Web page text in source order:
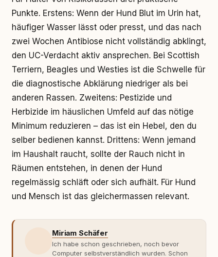
Punkte. Erstens: Wenn der Hund Blut im Urin hat,
häufiger Wasser lässt oder presst, und das nach
zwei Wochen Antibiose nicht vollständig abklingt,
den UC-Verdacht aktiv ansprechen. Bei Scottish
Terriern, Beagles und Westies ist die Schwelle für
die diagnostische Abklärung niedriger als bei
anderen Rassen. Zweitens: Pestizide und
Herbizide im häuslichen Umfeld auf das nötige
Minimum reduzieren – das ist ein Hebel, den du
selber bedienen kannst. Drittens: Wenn jemand
im Haushalt raucht, sollte der Rauch nicht in
Räumen entstehen, in denen der Hund
regelmässig schläft oder sich aufhält. Für Hund
und Mensch ist das gleichermassen relevant.
Miriam Schäfer
Ich habe schon geschrieben, noch bevor
Computer selbstverständlich wurden. Schon